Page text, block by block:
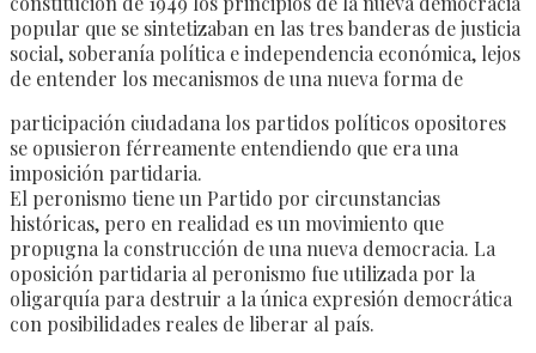
popular que se sintetizaban en las tres banderas de justicia
social, soberanía política e independencia económica, lejos
de entender los mecanismos de una nueva forma de
participación ciudadana los partidos políticos opositores
se opusieron férreamente entendiendo que era una
imposición partidaria.
El peronismo tiene un Partido por circunstancias
históricas, pero en realidad es un movimiento que
propugna la construcción de una nueva democracia. La
oposición partidaria al peronismo fue utilizada por la
oligarquía para destruir a la única expresión democrática
con posibilidades reales de liberar al país.